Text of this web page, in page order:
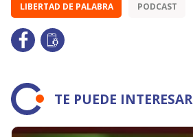
LIBERTAD DE PALABRA PODCAST
TE PUEDE INTERESAR